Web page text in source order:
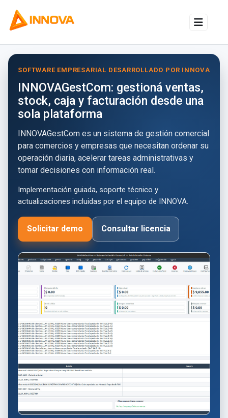
SOFTWARE EMPRESARIAL DESARROLLADO POR INNOVA
INNOVAGestCom: gestioná ventas,
stock, caja y facturación desde una
sola plataforma
INNOVAGestCom es un sistema de gestión comercial
para comercios y empresas que necesitan ordenar su
operación diaria, acelerar tareas administrativas y
tomar decisiones con información real.
Implementación guiada, soporte técnico y
actualizaciones incluidas por el equipo de INNOVA.
Solicitar demo Consultar licencia